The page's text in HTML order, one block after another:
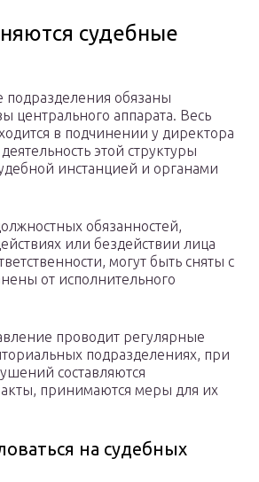
судебные
обязаны
центрального аппарата. Весь
в подчинении у директора
этой структуры
инстанцией и органами
обязанностей,
или бездействии лица
могут быть сняты с
от исполнительного
проводит регулярные
подразделениях, при
составляются
принимаются меры для их
на судебных